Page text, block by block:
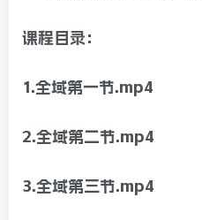
课程目录：
1.全域第一节.mp4
2.全域第二节.mp4
3.全域第三节.mp4